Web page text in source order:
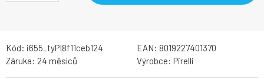
Kód: i655_tyPI8f11ceb124 EAN: 8019227401370
Záruka: 24 měsíců Výrobce: Pirelli